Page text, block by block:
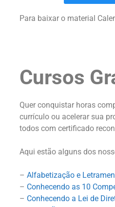
Para baixar o material
Cursos
Quer conquistar horas
currículo ou acelerar sua
todos com certificado
Aqui estão alguns dos
– Alfabetização e
– Conhecendo as 10
– Conhecendo a Lei de